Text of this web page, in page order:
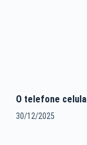
O telefone
30/12/2025